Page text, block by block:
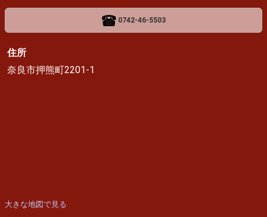
0742-46-5503
住所
奈良市押熊町2201-1
大きな地図で見る